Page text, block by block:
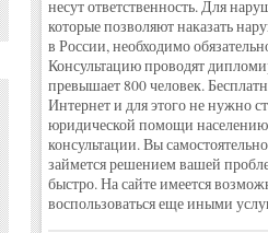
несут ответственность. Для
которые позволяют наказать
в России, необходимо
Консультацию проводят
превышает 800 человек.
Интернет и для этого не нужно
юридической помощи
консультации. Вы
займется решением вашей
быстро. На сайте имеется
воспользоваться еще иными